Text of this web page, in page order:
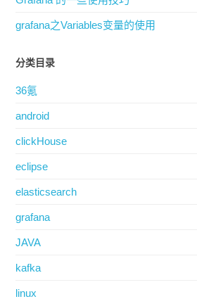
grafana之Variables变量的使用
分类目录
36氪
android
clickHouse
eclipse
elasticsearch
grafana
JAVA
kafka
linux